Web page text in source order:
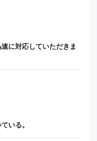
に対応していただきま
いる。